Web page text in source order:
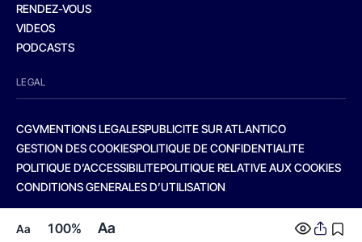
Aa 100% Aa
RENDEZ-VOUS
VIDEOS
PODCASTS
LEGAL
CGVMENTIONS LEGALESPUBLICITE SUR ATLANTICO
GESTION DES COOKIESPOLITIQUE DE CONFIDENTIALITE
POLITIQUE D’ACCESSIBILITEPOLITIQUE RELATIVE AUX COOKIES
CONDITIONS GENERALES D’UTILISATION